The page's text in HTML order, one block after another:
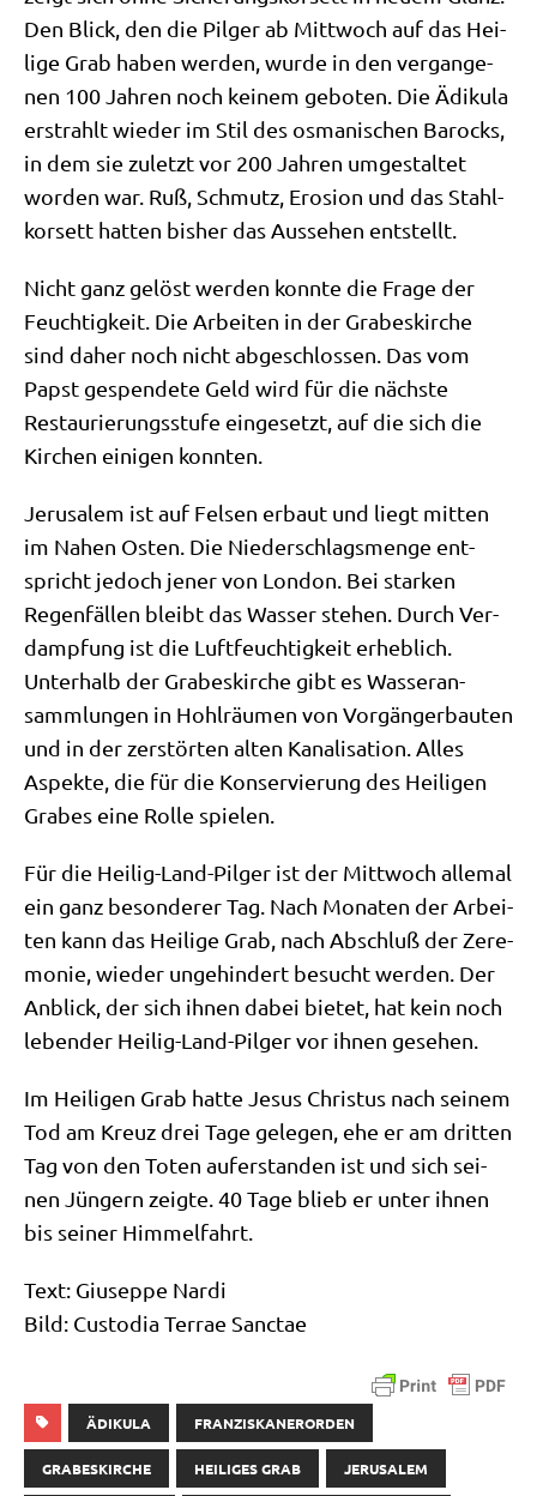
Den Blick, den die Pil­ger ab Mitt­woch auf das Hei­
li­ge Grab haben wer­den, wur­de in den ver­gan­ge­
nen 100 Jah­ren noch kei­nem gebo­ten. Die Ädi­ku­la
erstrahlt wie­der im Stil des osma­ni­schen Barocks,
in dem sie zuletzt vor 200 Jah­ren umge­stal­tet
wor­den war. Ruß, Schmutz, Ero­si­on und das Stahl­
kor­sett hat­ten bis­her das Aus­se­hen entstellt.
Nicht ganz gelöst wer­den konn­te die Fra­ge der
Feuch­tig­keit. Die Arbei­ten in der Gra­bes­kir­che
sind daher noch nicht abge­schlos­sen. Das vom
Papst gespen­de­te Geld wird für die näch­ste
Restau­rie­rungs­stu­fe ein­ge­setzt, auf die sich die
Kir­chen eini­gen konnten.
Jeru­sa­lem ist auf Fel­sen erbaut und liegt mit­ten
im Nahen Osten. Die Nie­der­schlags­men­ge ent­
spricht jedoch jener von Lon­don. Bei star­ken
Regen­fäl­len bleibt das Was­ser ste­hen. Durch Ver­
damp­fung ist die Luft­feuch­tig­keit erheb­lich.
Unter­halb der Gra­bes­kir­che gibt es Was­ser­an­
samm­lun­gen in Hohl­räu­men von Vor­gän­ger­bau­ten
und in der zer­stör­ten alten Kana­li­sa­ti­on. Alles
Aspek­te, die für die Kon­ser­vie­rung des Hei­li­gen
Gra­bes eine Rol­le spielen.
Für die Hei­lig-Land-Pil­ger ist der Mitt­woch alle­mal
ein ganz beson­de­rer Tag. Nach Mona­ten der Arbei­
ten kann das Hei­li­ge Grab, nach Abschluß der Zere­
mo­nie, wie­der unge­hin­dert besucht wer­den. Der
Anblick, der sich ihnen dabei bie­tet, hat kein noch
leben­der Hei­lig-Land-Pil­ger vor ihnen gesehen.
Im Hei­li­gen Grab hat­te Jesus Chri­stus nach sei­nem
Tod am Kreuz drei Tage gele­gen, ehe er am drit­ten
Tag von den Toten auf­er­stan­den ist und sich sei­
nen Jün­gern zeig­te. 40 Tage blieb er unter ihnen
bis sei­ner Himmelfahrt.
Text: Giu­sep­pe Nardi
Bild: Cus­to­dia Ter­rae Sanctae
ÄDIKULA FRANZISKANERORDEN
GRABESKIRCHE HEILIGES GRAB JERUSALEM